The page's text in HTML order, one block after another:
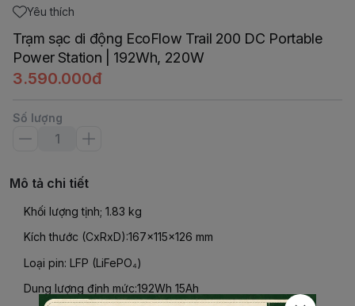
Yêu thích
Trạm sạc di động EcoFlow Trail 200 DC Portable
Power Station | 192Wh, 220W
3.590.000đ
Số lượng
Mô tả chi tiết
Khối lượng tịnh; 1.83 kg
Kích thước (CxRxD):167×115×126 mm
Loại pin: LFP (LiFePO₄)
Dung lượng định mức:192Wh 15Ah